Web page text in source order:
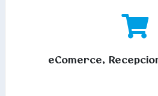
eComerce,